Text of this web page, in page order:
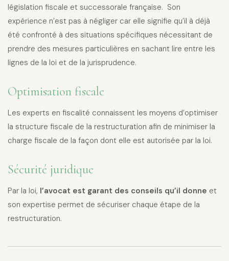
législation fiscale et successorale française. Son
expérience n’est pas à négliger car elle signifie qu’il à déjà
été confronté à des situations spécifiques nécessitant de
prendre des mesures particulières en sachant lire entre les
lignes de la loi et de la jurisprudence.
Optimisation fiscale
Les experts en fiscalité connaissent les moyens d’optimiser
la structure fiscale de la restructuration afin de minimiser la
charge fiscale de la façon dont elle est autorisée par la loi.
Sécurité juridique
Par la loi, l’avocat est garant des conseils qu’il donne et
son expertise permet de sécuriser chaque étape de la
restructuration.